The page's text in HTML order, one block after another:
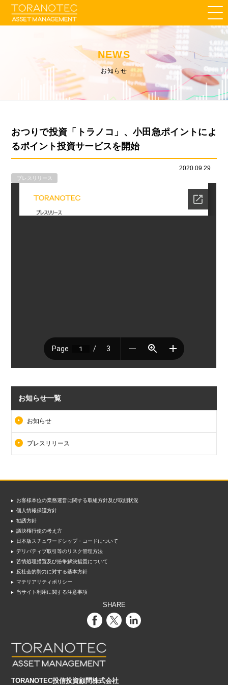
NEWS
お知らせ
おつりで投資「トラノコ」、小田急ポイントによ
るポイント投資サービスを開始
2020.09.29
プレスリリース
お知らせ一覧
お知らせ
プレスリリース
お客様本位の業務運営に関する取組方針及び取組状況
個人情報保護方針
勧誘方針
議決権行使の考え方
日本版スチュワードシップ・コードについて
デリバティブ取引等のリスク管理方法
苦情処理措置及び紛争解決措置について
反社会的勢力に対する基本方針
マテリアリティポリシー
当サイト利用に関する注意事項
SHARE
TORANOTEC投信投資顧問株式会社